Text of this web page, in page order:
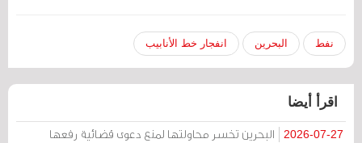
نفط البحرين انفجار خط الأنابيب
اقرأ أيضا
2026-07-27
البحرين تخسر محاولتها لمنع دعوى قضائية رفعها